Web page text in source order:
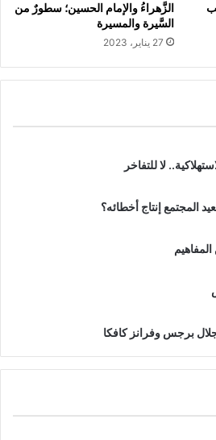
الزَّهراءُ والإمام الحسين؛ سطورٌ من
السَّيرة والمسيرة
27 يناير، 2023
لا للتفاخر
المجتمع إنتاج أخطائه؟
برجس وفرانز كافكا